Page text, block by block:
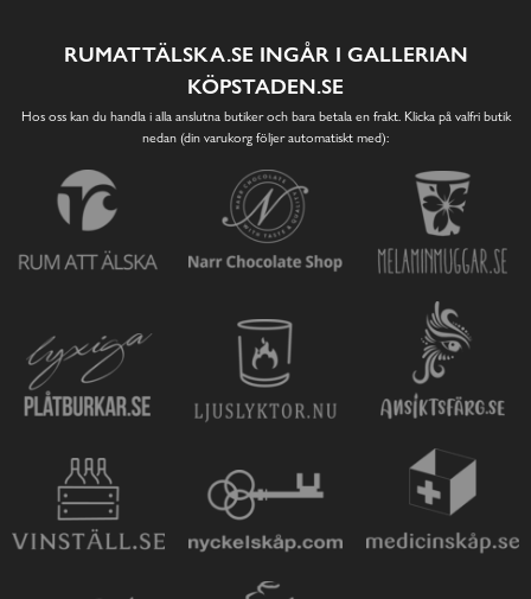
RUMATTÄLSKA.SE INGÅR I GALLERIAN
KÖPSTADEN.SE
Hos oss kan du handla i alla anslutna butiker och bara betala en frakt. Klicka på valfri butik
nedan (din varukorg följer automatiskt med):